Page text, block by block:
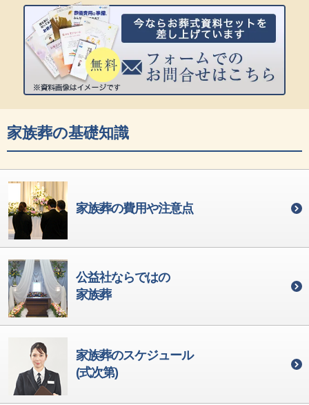
家族葬の基礎知識
家族葬の費用や注意点
公益社ならではの
家族葬
家族葬のスケジュール
(式次第)